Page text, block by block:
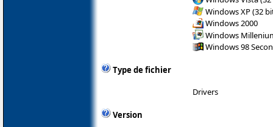
Windows XP (32
Windows 2000
Windows
Windows 98
Type de fichier
Drivers
Version